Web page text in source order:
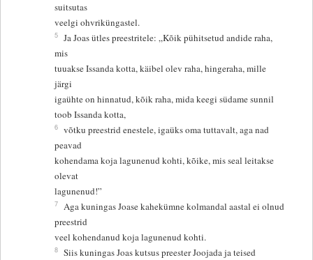
suitsutas
veelgi ohvriküngastel.
5 Ja Joas ütles preestritele: „Kõik pühitsetud andide raha,
mis
tuuakse Issanda kotta, käibel olev raha, hingeraha, mille
järgi
igaühte on hinnatud, kõik raha, mida keegi südame sunnil
toob Issanda kotta,
6 võtku preestrid enestele, igaüks oma tuttavalt, aga nad
peavad
kohendama koja lagunenud kohti, kõike, mis seal leitakse
olevat
lagunenud!”
7 Aga kuningas Joase kahekümne kolmandal aastal ei olnud
preestrid
veel kohendanud koja lagunenud kohti.
8 Siis kuningas Joas kutsus preester Joojada ja teised